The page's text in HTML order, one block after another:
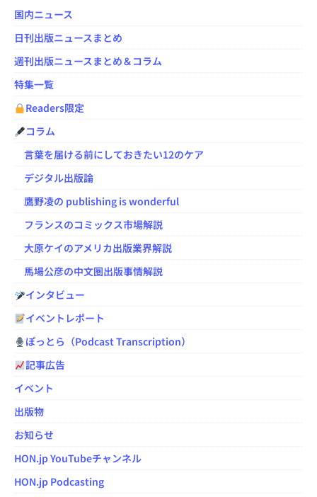
国内ニュース
日刊出版ニュースまとめ
週刊出版ニュースまとめ＆コラム
特集一覧
Readers限定
コラム
言葉を届ける前にしておきたい12のケア
デジタル出版論
鷹野凌の publishing is wonderful
フランスのコミックス市場解説
大原ケイのアメリカ出版業界解説
馬場公彦の中文圏出版事情解説
インタビュー
イベントレポート
ぽっとら（Podcast Transcription）
記事広告
イベント
出版物
お知らせ
HON.jp YouTubeチャンネル
HON.jp Podcasting